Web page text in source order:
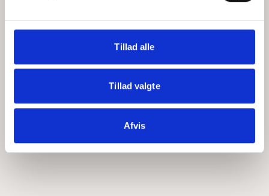
Tillad alle
Tillad valgte
Afvis
Medarbejdere
ABCepos
Podcast